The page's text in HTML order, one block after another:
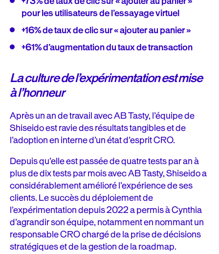
pour les utilisateurs de l’essayage virtuel
+16% de taux de clic sur « ajouter au panier »
+61% d’augmentation du taux de transaction
La culture de l’expérimentation est mise
à l’honneur
Après un an de travail avec AB Tasty, l’équipe de
Shiseido est ravie des résultats tangibles et de
l’adoption en interne d’un état d’esprit CRO.
Depuis qu’elle est passée de quatre tests par an à
plus de dix tests par mois avec AB Tasty, Shiseido a
considérablement amélioré l’expérience de ses
clients. Le succès du déploiement de
l’expérimentation depuis 2022 a permis à Cynthia
d’agrandir son équipe, notamment en nommant un
responsable CRO chargé de la prise de décisions
stratégiques et de la gestion de la roadmap.